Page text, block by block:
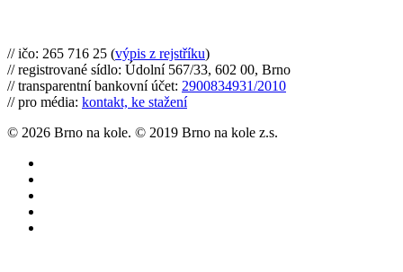
// ičo: 265 716 25 (výpis z rejstříku)
// registrované sídlo: Údolní 567/33, 602 00, Brno
// transparentní bankovní účet: 2900834931/2010
// pro média: kontakt, ke stažení
© 2026 Brno na kole. © 2019 Brno na kole z.s.